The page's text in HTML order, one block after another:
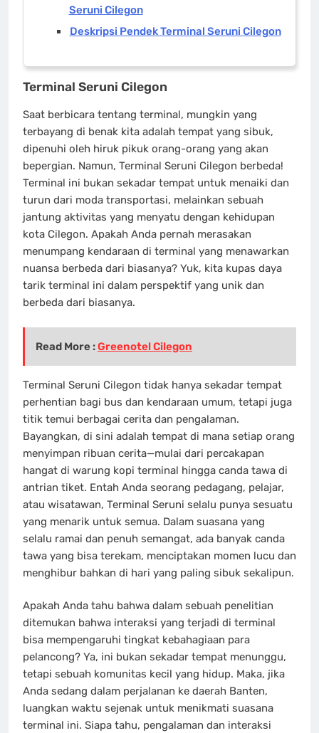
Seruni Cilegon
Deskripsi Pendek Terminal Seruni Cilegon
Terminal Seruni Cilegon
Saat berbicara tentang terminal, mungkin yang
terbayang di benak kita adalah tempat yang sibuk,
dipenuhi oleh hiruk pikuk orang-orang yang akan
bepergian. Namun, Terminal Seruni Cilegon berbeda!
Terminal ini bukan sekadar tempat untuk menaiki dan
turun dari moda transportasi, melainkan sebuah
jantung aktivitas yang menyatu dengan kehidupan
kota Cilegon. Apakah Anda pernah merasakan
menumpang kendaraan di terminal yang menawarkan
nuansa berbeda dari biasanya? Yuk, kita kupas daya
tarik terminal ini dalam perspektif yang unik dan
berbeda dari biasanya.
Read More :Greenotel Cilegon
Terminal Seruni Cilegon tidak hanya sekadar tempat
perhentian bagi bus dan kendaraan umum, tetapi juga
titik temui berbagai cerita dan pengalaman.
Bayangkan, di sini adalah tempat di mana setiap orang
menyimpan ribuan cerita—mulai dari percakapan
hangat di warung kopi terminal hingga canda tawa di
antrian tiket. Entah Anda seorang pedagang, pelajar,
atau wisatawan, Terminal Seruni selalu punya sesuatu
yang menarik untuk semua. Dalam suasana yang
selalu ramai dan penuh semangat, ada banyak canda
tawa yang bisa terekam, menciptakan momen lucu dan
menghibur bahkan di hari yang paling sibuk sekalipun.
Apakah Anda tahu bahwa dalam sebuah penelitian
ditemukan bahwa interaksi yang terjadi di terminal
bisa mempengaruhi tingkat kebahagiaan para
pelancong? Ya, ini bukan sekadar tempat menunggu,
tetapi sebuah komunitas kecil yang hidup. Maka, jika
Anda sedang dalam perjalanan ke daerah Banten,
luangkan waktu sejenak untuk menikmati suasana
terminal ini. Siapa tahu, pengalaman dan interaksi